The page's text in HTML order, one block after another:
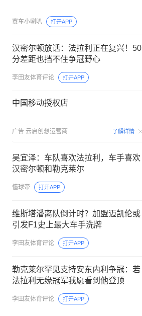
赛车小喇叭 打开APP
汉密尔顿放话：法拉利正在复兴！50
分差距也挡不住争冠野心
李田友体育评论 打开APP
中国移动授权店
广告 云启创想运营商 了解详情
吴宜泽：车队喜欢法拉利，车手喜欢
汉密尔顿和勒克莱尔
懂球帝 打开APP
维斯塔潘离队倒计时？加盟迈凯伦或
引发F1史上最大车手洗牌
李田友体育评论 打开APP
勒克莱尔罕见支持安东内利争冠：若
法拉利无缘冠军我愿看到他登顶
李田友体育评论 打开APP